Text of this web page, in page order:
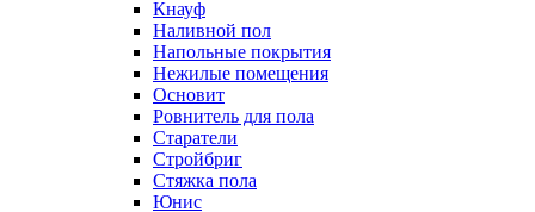
Кнауф
Наливной пол
Напольные покрытия
Нежилые помещения
Основит
Ровнитель для пола
Старатели
Стройбриг
Стяжка пола
Юнис